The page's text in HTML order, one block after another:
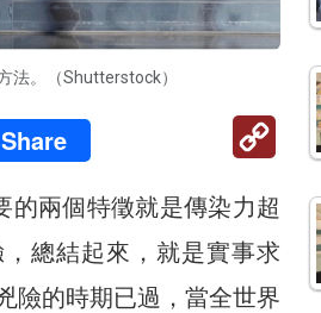
法。（Shutterstock）
Share
Copy
的兩個特徵就是傳染力超
總結起來，就是實事求
險的時期已過，當全世界